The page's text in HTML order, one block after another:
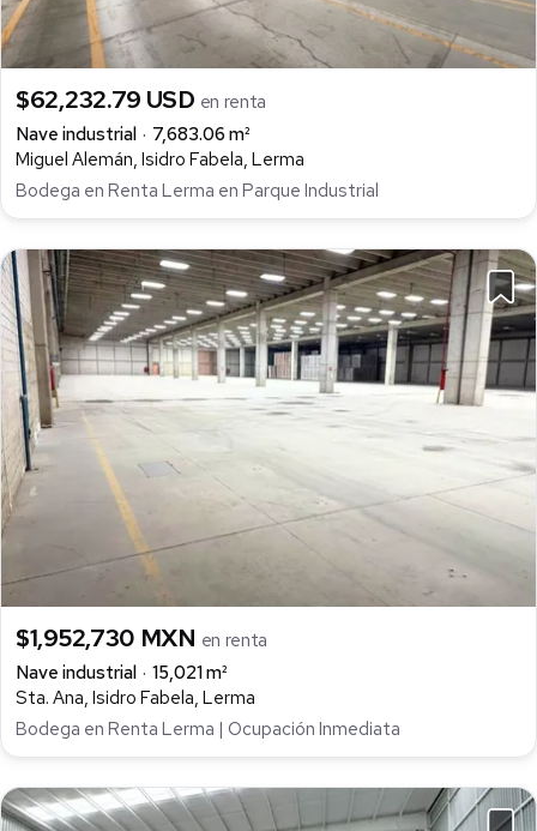
$62,232.79 USD en renta
Nave industrial
7,683.06 m²
Miguel Alemán, Isidro Fabela, Lerma
Bodega en Renta Lerma en Parque Industrial
$1,952,730 MXN en renta
Nave industrial
15,021 m²
Sta. Ana, Isidro Fabela, Lerma
Bodega en Renta Lerma | Ocupación Inmediata